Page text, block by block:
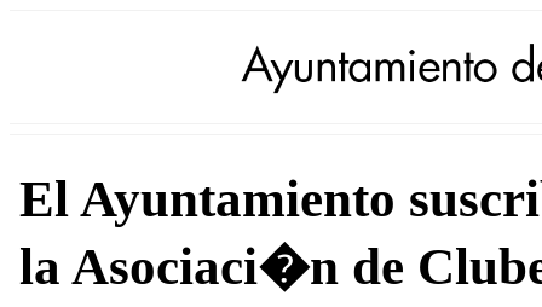
El Ayuntamiento
la Asociaci�n de